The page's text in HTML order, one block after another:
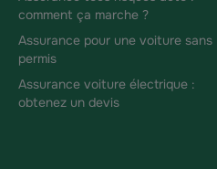
comment ça marche ?
Assurance pour une voiture sans
permis
Assurance voiture électrique :
obtenez un devis